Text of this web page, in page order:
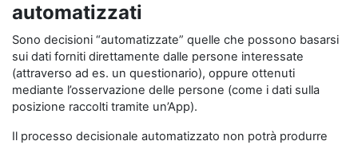
automatizzati
Sono decisioni “automatizzate” quelle che possono basarsi
sui dati forniti direttamente dalle persone interessate
(attraverso ad es. un questionario), oppure ottenuti
mediante l’osservazione delle persone (come i dati sulla
posizione raccolti tramite un’App).
Il processo decisionale automatizzato non potrà produrre